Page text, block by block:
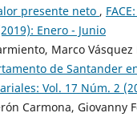
presente neto ,
Enero - Junio
Marco Vásquez
de Santander
Vol. 17 Núm. 2
Carmona, Giovanny